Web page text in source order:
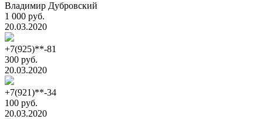
Владимир Дубровский
1 000 руб.
20.03.2020
+7(925)**-81
300 руб.
20.03.2020
+7(921)**-34
100 руб.
20.03.2020